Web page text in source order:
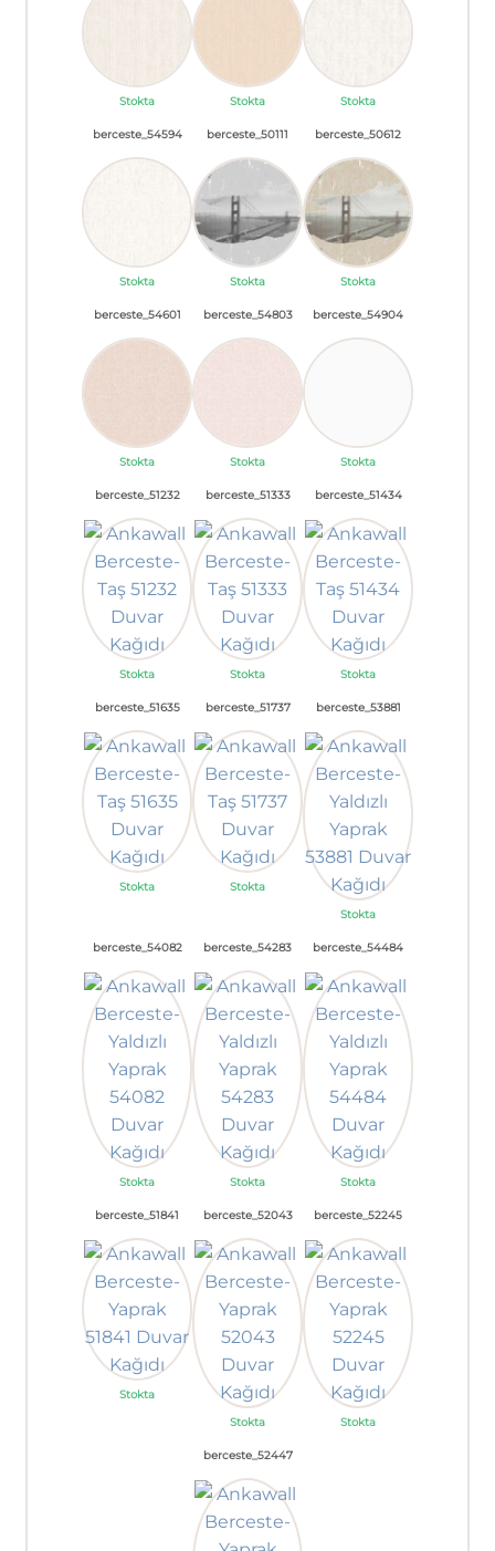
Stokta Stokta Stokta
berceste_54594
Stokta
berceste_50111
Stokta
berceste_50612
Stokta
berceste_54601
Stokta
berceste_54803
Stokta
berceste_54904
Stokta
berceste_51232
Stokta
berceste_51333
Stokta
berceste_51434
Stokta
berceste_51635
Stokta
berceste_51737
Stokta
berceste_53881
Stokta
berceste_54082
Stokta
berceste_54283
Stokta
berceste_54484
Stokta
berceste_51841
Stokta
berceste_52043
Stokta
berceste_52245
Stokta
berceste_52447